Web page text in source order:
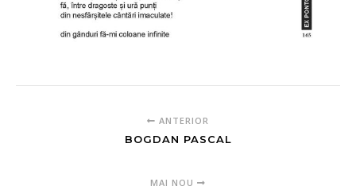
ANTERIOR
BOGDAN PASCAL
MAI NOU